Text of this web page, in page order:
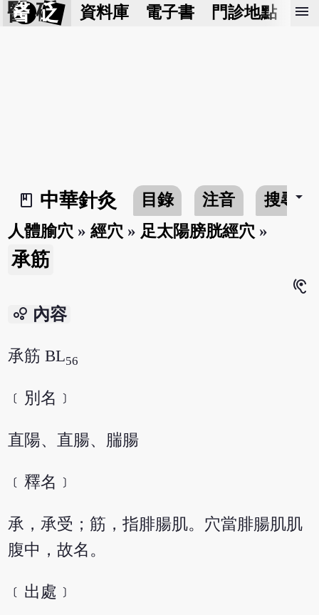
醫 砭 資料庫 電子書 門診地點 預
menu
book_2
中華針灸 目錄 注音 搜尋arrow_drop_down
人體腧穴 »經穴 » 足太陽膀胱經穴 »
承筋
hearing
bubble_chart 內容
承筋 BL56
﹝別名﹞
直陽、直腸、腨腸
﹝釋名﹞
承，承受；筋，指腓腸肌。穴當腓腸肌肌
腹中，故名。
﹝出處﹞